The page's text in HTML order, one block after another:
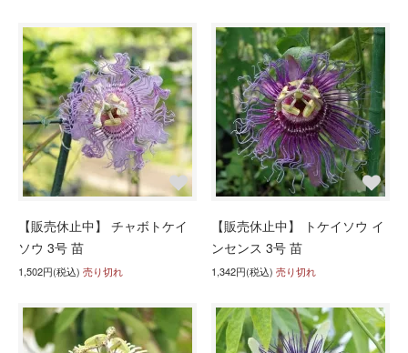
【販売休止中】 チャボトケイ
ソウ 3号 苗
1,502円(税込) 売り切れ
【販売休止中】 トケイソウ イ
ンセンス 3号 苗
1,342円(税込) 売り切れ